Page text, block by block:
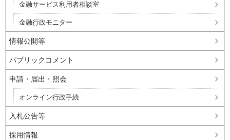
金融サービス利用者相談室
金融行政モニター
情報公開等
パブリックコメント
申請・届出・照会
オンライン行政手続
入札公告等
採用情報